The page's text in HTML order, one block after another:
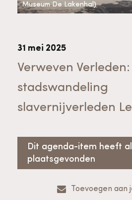
Ergoedvrijwilligersprijs
Contact
Advies en
vrijwilligers
Advies en ondersteuning
Aanvraagformulier
Tarieven en algemene
Onze medewerkers
Raad van Toezicht
Verweven Verleden:
stadswandeling
slavernijverleden
31 mei 2025
Dit agenda-item heeft al
plaatsgevonden
Toevoegen aan
Museum De Lakenhal)